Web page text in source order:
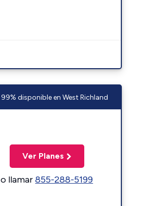
99% disponible en West Richland
Ver Planes
o llamar855-288-5199